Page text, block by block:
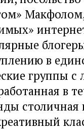
в
группы с
в